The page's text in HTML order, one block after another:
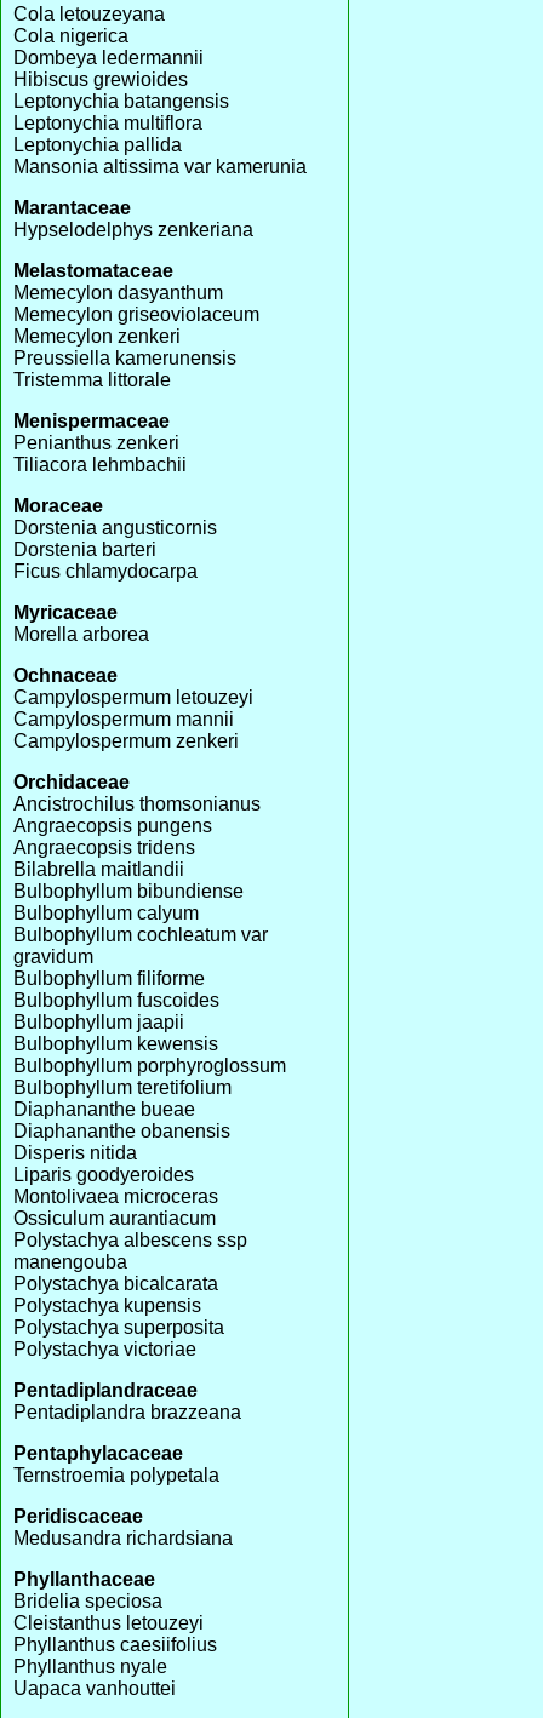
Cola letouzeyana
Cola nigerica
Dombeya ledermannii
Hibiscus grewioides
Leptonychia batangensis
Leptonychia multiflora
Leptonychia pallida
Mansonia altissima var kamerunia
Marantaceae
Hypselodelphys zenkeriana
Melastomataceae
Memecylon dasyanthum
Memecylon griseoviolaceum
Memecylon zenkeri
Preussiella kamerunensis
Tristemma littorale
Menispermaceae
Penianthus zenkeri
Tiliacora lehmbachii
Moraceae
Dorstenia angusticornis
Dorstenia barteri
Ficus chlamydocarpa
Myricaceae
Morella arborea
Ochnaceae
Campylospermum letouzeyi
Campylospermum mannii
Campylospermum zenkeri
Orchidaceae
Ancistrochilus thomsonianus
Angraecopsis pungens
Angraecopsis tridens
Bilabrella maitlandii
Bulbophyllum bibundiense
Bulbophyllum calyum
Bulbophyllum cochleatum var
gravidum
Bulbophyllum filiforme
Bulbophyllum fuscoides
Bulbophyllum jaapii
Bulbophyllum kewensis
Bulbophyllum porphyroglossum
Bulbophyllum teretifolium
Diaphananthe bueae
Diaphananthe obanensis
Disperis nitida
Liparis goodyeroides
Montolivaea microceras
Ossiculum aurantiacum
Polystachya albescens ssp
manengouba
Polystachya bicalcarata
Polystachya kupensis
Polystachya superposita
Polystachya victoriae
Pentadiplandraceae
Pentadiplandra brazzeana
Pentaphylacaceae
Ternstroemia polypetala
Peridiscaceae
Medusandra richardsiana
Phyllanthaceae
Bridelia speciosa
Cleistanthus letouzeyi
Phyllanthus caesiifolius
Phyllanthus nyale
Uapaca vanhouttei